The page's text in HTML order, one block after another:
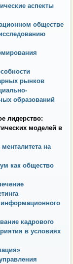
аспекты
обществе
рынков
образований
лидерство:
моделей в
на
как общество
кадрового
в условиях